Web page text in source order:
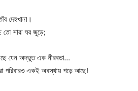
দেহখানা।
তো সারা ঘর জুড়ে;
যেন অদ্ভুত এক নীরবতা…
পরিবারও একই অবস্থায় পড়ে আছে!